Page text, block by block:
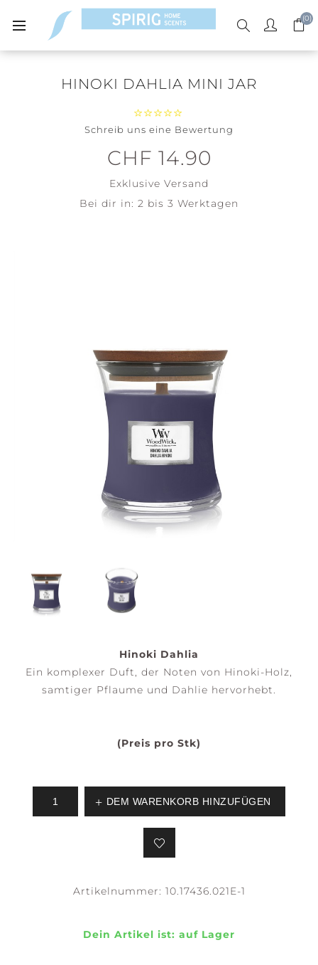
(0)
HINOKI DAHLIA MINI JAR
Schreib uns eine Bewertung
CHF 14.90
Exklusive Versand
Bei dir in: 2 bis 3 Werktagen
Hinoki Dahlia
Ein komplexer Duft, der Noten von Hinoki-Holz,
samtiger Pflaume und Dahlie hervorhebt.
(Preis pro Stk)
DEM WARENKORB HINZUFÜGEN
Artikelnummer: 10.17436.021E-1
Dein Artikel ist: auf Lager